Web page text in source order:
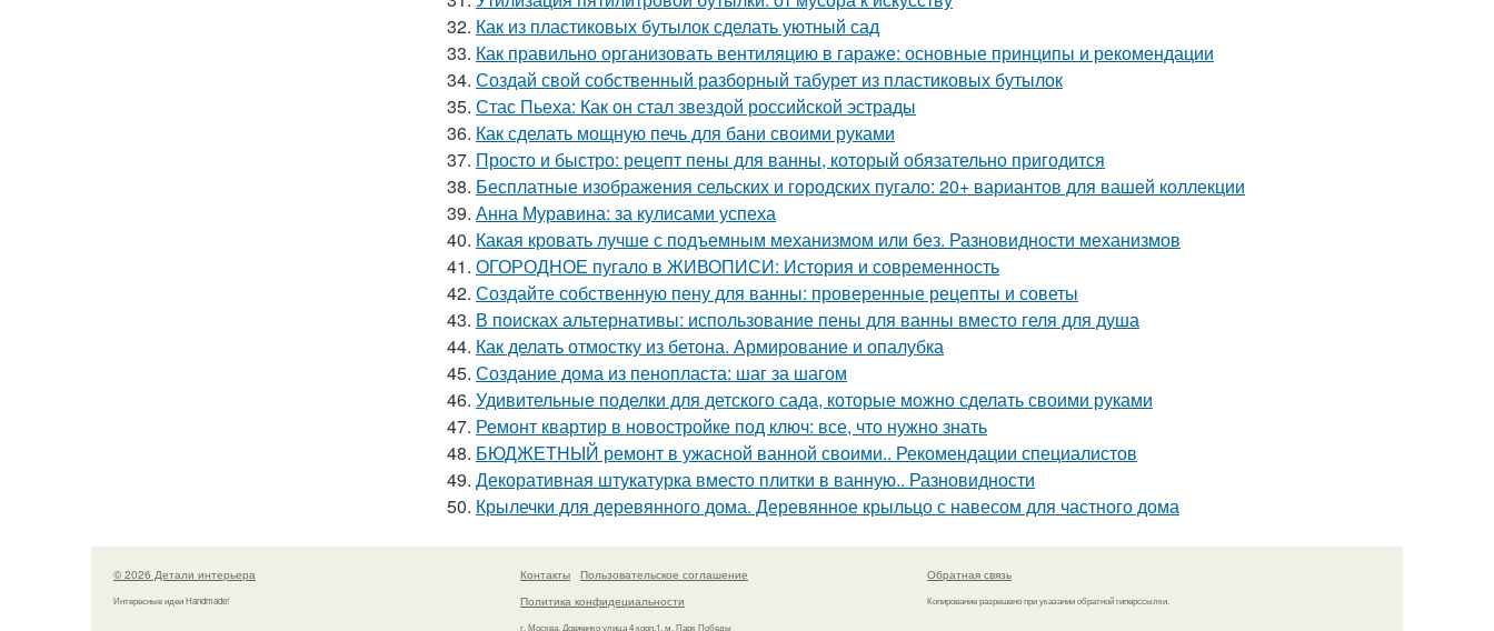
32. Как из пластиковых бутылок сделать уютный сад
33. Как правильно организовать вентиляцию в гараже: основные принципы и рекомендации
34. Создай свой собственный разборный табурет из пластиковых бутылок
35. Стас Пьеха: Как он стал звездой российской эстрады
36. Как сделать мощную печь для бани своими руками
37. Просто и быстро: рецепт пены для ванны, который обязательно пригодится
38. Бесплатные изображения сельских и городских пугало: 20+ вариантов для вашей коллекции
39. Анна Муравина: за кулисами успеха
40. Какая кровать лучше с подъемным механизмом или без. Разновидности механизмов
41. ОГОРОДНОЕ пугало в ЖИВОПИСИ: История и современность
42. Создайте собственную пену для ванны: проверенные рецепты и советы
43. В поисках альтернативы: использование пены для ванны вместо геля для душа
44. Как делать отмостку из бетона. Армирование и опалубка
45. Создание дома из пенопласта: шаг за шагом
46. Удивительные поделки для детского сада, которые можно сделать своими руками
47. Ремонт квартир в новостройке под ключ: все, что нужно знать
48. БЮДЖЕТНЫЙ ремонт в ужасной ванной своими.. Рекомендации специалистов
49. Декоративная штукатурка вместо плитки в ванную.. Разновидности
50. Крылечки для деревянного дома. Деревянное крыльцо с навесом для частного дома
© 2026 Детали интерьера
Интересные идеи Handmade!
Контакты
Пользовательское соглашение
Политика конфидециальности
г. Москва, Довженко улица 4 корп.1, м. Парк Победы
Обратная связь
Копирование разрешено при указании обратной гиперссылки.